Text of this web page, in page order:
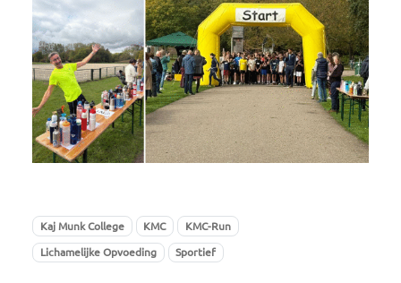
Kaj Munk College KMC KMC-Run
Lichamelijke Opvoeding Sportief